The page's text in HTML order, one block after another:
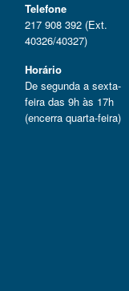
Telefone
217 908 392 (Ext.
40326/40327)
Horário
De segunda a sexta-
feira das 9h às 17h
(encerra quarta-feira)